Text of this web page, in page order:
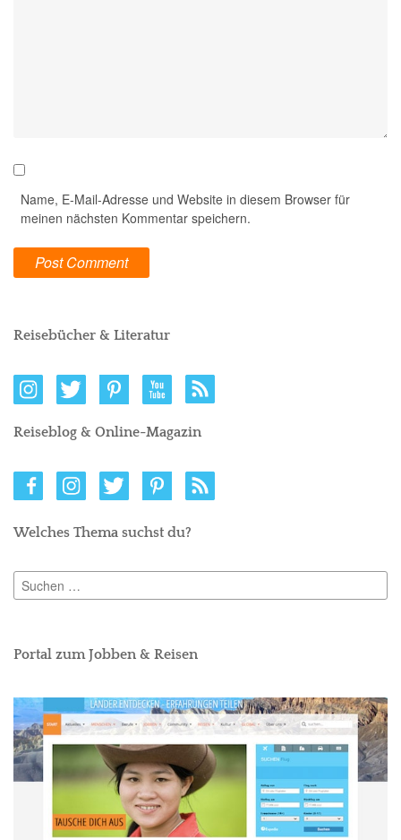
Name, E-Mail-Adresse und Website in diesem Browser für
meinen nächsten Kommentar speichern.
Reisebücher & Literatur
Reiseblog & Online-Magazin
Welches Thema suchst du?
Suchen
nach:
Portal zum Jobben & Reisen